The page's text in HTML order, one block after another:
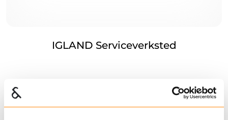
IGLAND Serviceverksted